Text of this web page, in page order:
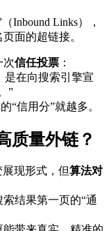
Inbound Links），
面的超链接。
次信任投票 ：
是在向搜索引擎宣
”
“信用分”就越多。
质量外链？
现形式，但算法对
结果第一页的“通